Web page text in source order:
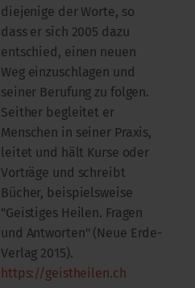
diejenige der Worte, so
dass er sich 2005 dazu
entschied, einen neuen
Weg einzuschlagen und
seiner Berufung zu folgen.
Seither begleitet er
Menschen in seiner Praxis,
leitet und hält Kurse oder
Vorträge und schreibt
Bücher, beispielsweise
"Geistiges Heilen. Fragen
und Antworten" (Neue Erde-
Verlag 2015).
https://geistheilen.ch